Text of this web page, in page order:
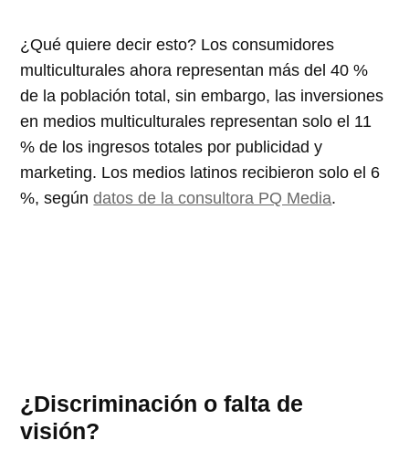
¿Qué quiere decir esto? Los consumidores
multiculturales ahora representan más del 40 %
de la población total, sin embargo, las inversiones
en medios multiculturales representan solo el 11
% de los ingresos totales por publicidad y
marketing. Los medios latinos recibieron solo el 6
%, segúndatos de la consultora PQ Media.
¿Discriminación o falta de
visión?